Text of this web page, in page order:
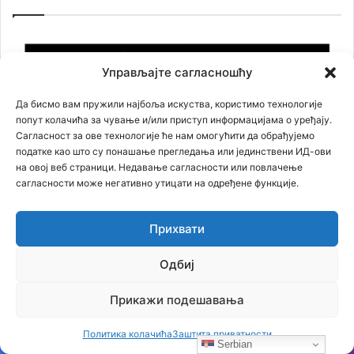
Управљајте сагласношћу
Да бисмо вам пружили најбоља искуства, користимо технологије
попут колачића за чување и/или приступ информацијама о уређају.
Сагласност за ове технологије ће нам омогућити да обрађујемо
податке као што су понашање прегледања или јединствени ИД-ови
на овој веб страници. Недавање сагласности или повлачење
сагласности може негативно утицати на одређене функције.
Прихвати
Одбиј
Прикажи подешавања
Политика колачићаЗаштита приватности
Serbian